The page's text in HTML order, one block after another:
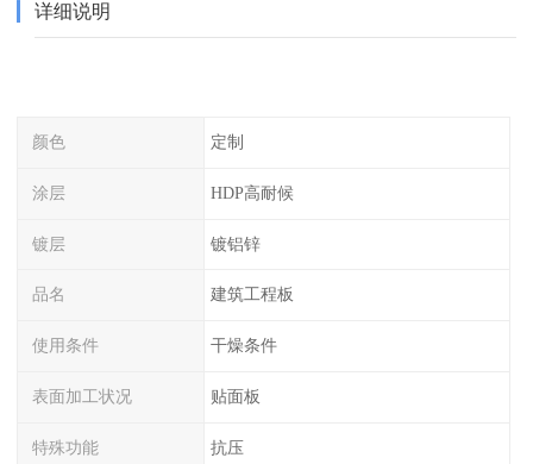
详细说明
颜色 定制
涂层 HDP高耐候
镀层 镀铝锌
品名 建筑工程板
使用条件 干燥条件
表面加工状况 贴面板
特殊功能 抗压